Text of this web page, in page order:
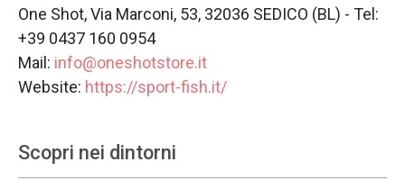
One Shot, Via Marconi, 53, 32036 SEDICO (BL) - Tel:
+39 0437 160 0954
Mail: info@oneshotstore.it
Website: https://sport-fish.it/
Scopri nei dintorni